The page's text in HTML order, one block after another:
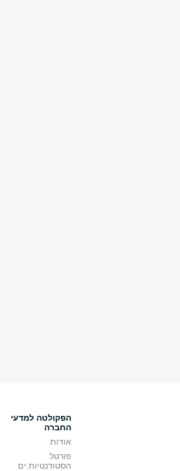
הפקולטה למדעי
החברה
אודות
פורטל
הסטודנטיות.ים